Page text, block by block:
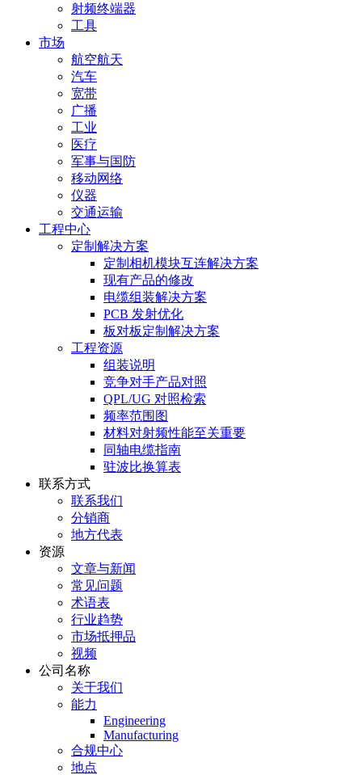
射频终端器
工具
市场
航空航天
汽车
宽带
广播
工业
医疗
军事与国防
移动网络
仪器
交通运输
工程中心
定制解决方案
定制相机模块互连解决方案
现有产品的修改
电缆组装解决方案
PCB 发射优化
板对板定制解决方案
工程资源
组装说明
竞争对手产品对照
QPL/UG 对照检索
频率范围图
材料对射频性能至关重要
同轴电缆指南
驻波比换算表
联系方式
联系我们
分销商
地方代表
资源
文章与新闻
常见问题
术语表
行业趋势
市场抵押品
视频
公司名称
关于我们
能力
Engineering
Manufacturing
合规中心
地点